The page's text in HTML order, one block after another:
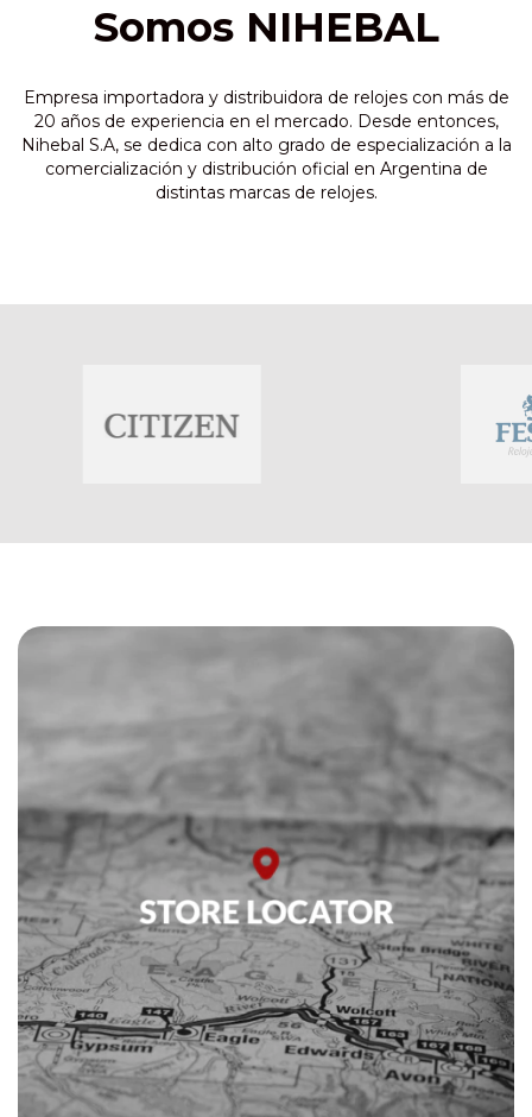
Somos NIHEBAL
Empresa importadora y distribuidora de relojes con más de
20 años de experiencia en el mercado. Desde entonces,
Nihebal S.A, se dedica con alto grado de especialización a la
comercialización y distribución oficial en Argentina de
distintas marcas de relojes.